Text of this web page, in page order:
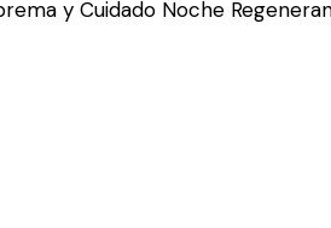
y Cuidado Noche